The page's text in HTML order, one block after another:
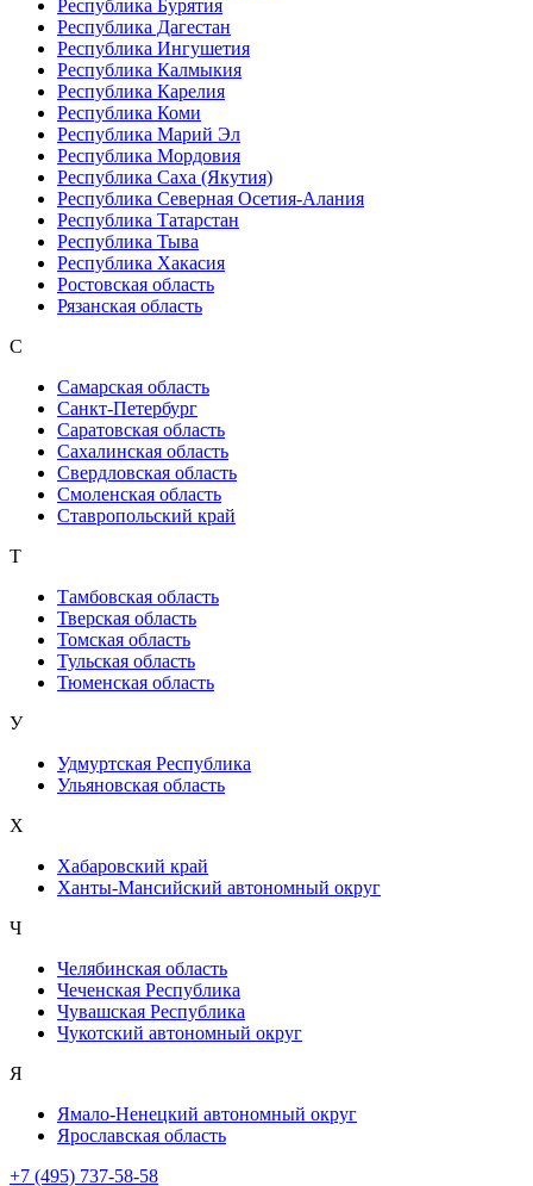
Республика Бурятия
Республика Дагестан
Республика Ингушетия
Республика Калмыкия
Республика Карелия
Республика Коми
Республика Марий Эл
Республика Мордовия
Республика Саха (Якутия)
Республика Северная Осетия-Алания
Республика Татарстан
Республика Тыва
Республика Хакасия
Ростовская область
Рязанская область
С
Самарская область
Санкт-Петербург
Саратовская область
Сахалинская область
Свердловская область
Смоленская область
Ставропольский край
Т
Тамбовская область
Тверская область
Томская область
Тульская область
Тюменская область
У
Удмуртская Республика
Ульяновская область
Х
Хабаровский край
Ханты-Мансийский автономный округ
Ч
Челябинская область
Чеченская Республика
Чувашская Республика
Чукотский автономный округ
Я
Ямало-Ненецкий автономный округ
Ярославская область
+7 (495) 737-58-58